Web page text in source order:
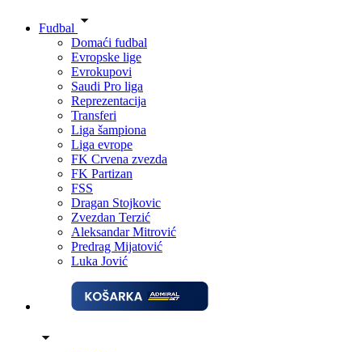
Fudbal
Domaći fudbal
Evropske lige
Evrokupovi
Saudi Pro liga
Reprezentacija
Transferi
Liga šampiona
Liga evrope
FK Crvena zvezda
FK Partizan
FSS
Dragan Stojkovic
Zvezdan Terzić
Aleksandar Mitrović
Predrag Mijatović
Luka Jović